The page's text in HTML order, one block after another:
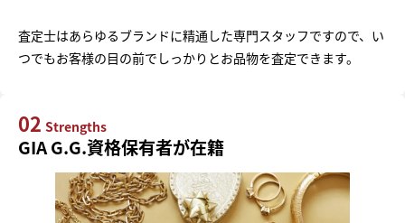
査定士はあらゆるブランドに精通した専門スタッフですので、い
つでもお客様の目の前でしっかりとお品物を査定できます。
02 Strengths
GIA G.G.資格保有者が在籍